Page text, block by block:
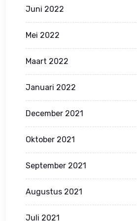
Juni 2022
Mei 2022
Maart 2022
Januari 2022
December 2021
Oktober 2021
September 2021
Augustus 2021
Juli 2021